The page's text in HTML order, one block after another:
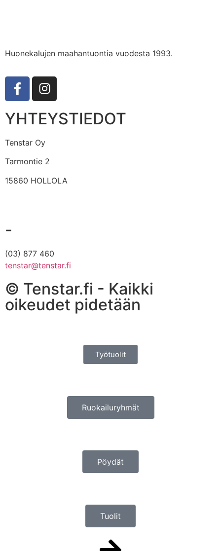
Huonekalujen maahantuontia vuodesta 1993.
YHTEYSTIEDOT
Tenstar Oy
Tarmontie 2
15860 HOLLOLA
-
(03) 877 460
tenstar@tenstar.fi
© Tenstar.fi - Kaikki
oikeudet pidetään
Työtuolit
Ruokailuryhmät
Pöydät
Tuolit